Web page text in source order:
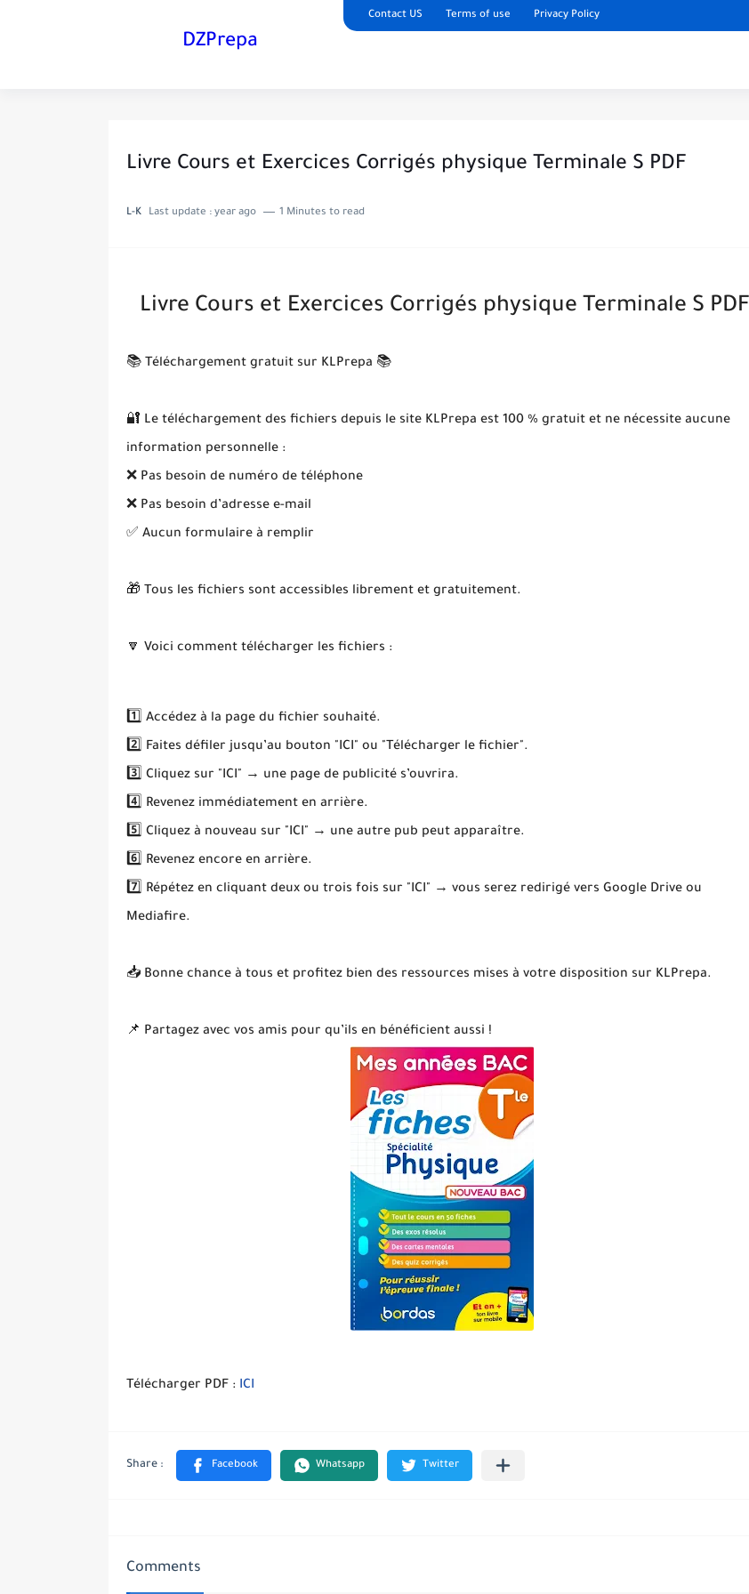
Contact US Terms of use Privacy Policy
DZPrepa
Livre Cours et Exercices Corrigés physique Terminale S PDF
L-K Last update : year ago 1 Minutes to read
Livre Cours et Exercices Corrigés physique Terminale S PDF
📚 Téléchargement gratuit sur KLPrepa 📚
🔐 Le téléchargement des fichiers depuis le site KLPrepa est 100 % gratuit et ne nécessite aucune
information personnelle :
❌ Pas besoin de numéro de téléphone
❌ Pas besoin d’adresse e-mail
✅ Aucun formulaire à remplir
🎁 Tous les fichiers sont accessibles librement et gratuitement.
🔽 Voici comment télécharger les fichiers :
1️⃣ Accédez à la page du fichier souhaité.
2️⃣ Faites défiler jusqu’au bouton "ICI" ou "Télécharger le fichier".
3️⃣ Cliquez sur "ICI" → une page de publicité s’ouvrira.
4️⃣ Revenez immédiatement en arrière.
5️⃣ Cliquez à nouveau sur "ICI" → une autre pub peut apparaître.
6️⃣ Revenez encore en arrière.
7️⃣ Répétez en cliquant deux ou trois fois sur "ICI" → vous serez redirigé vers Google Drive ou
Mediafire.
📥 Bonne chance à tous et profitez bien des ressources mises à votre disposition sur KLPrepa.
📌 Partagez avec vos amis pour qu’ils en bénéficient aussi !
Télécharger PDF : ICI
Comments